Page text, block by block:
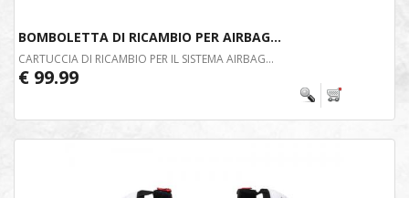
BOMBOLETTA DI RICAMBIO PER AIRBAG...
CARTUCCIA DI RICAMBIO PER IL SISTEMA AIRBAG...
€ 99.99